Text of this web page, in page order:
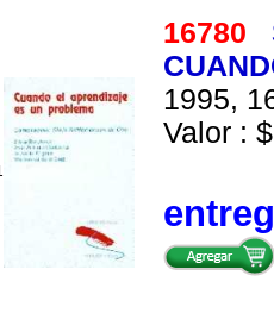
16780
1995,
Valor :